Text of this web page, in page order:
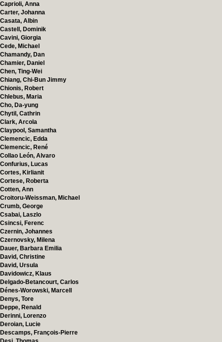
Caprioli, Anna
Carter, Johanna
Casata, Albin
Castell, Dominik
Cavini, Giorgia
Cede, Michael
Chamandy, Dan
Chamier, Daniel
Chen, Ting-Wei
Chiang, Chi-Bun Jimmy
Chionis, Robert
Chlebus, Maria
Cho, Da-yung
Chytil, Cathrin
Clark, Arcola
Claypool, Samantha
Clemencic, Edda
Clemencic, René
Collao León, Alvaro
Confurius, Lucas
Cortes, Kirlianit
Cortese, Roberta
Cotten, Ann
Croitoru-Weissman, Michael
Crumb, George
Csabai, Laszlo
Csincsi, Ferenc
Czernin, Johannes
Czernovsky, Milena
Dauer, Barbara Emilia
David, Christine
David, Ursula
Davidowicz, Klaus
Delgado-Betancourt, Carlos
Dénes-Worowski, Marcell
Denys, Tore
Deppe, Renald
Derinni, Lorenzo
Deroian, Lucie
Descamps, François-Pierre